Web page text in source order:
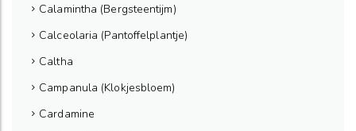
Calamintha (Bergsteentijm)
Calceolaria (Pantoffelplantje)
Caltha
Campanula (Klokjesbloem)
Cardamine